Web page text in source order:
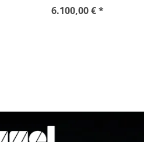
6.100,00 € *